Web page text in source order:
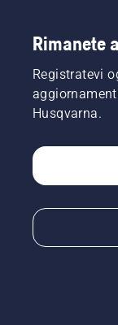
Rimanete
Registratevi
Husqvarna.